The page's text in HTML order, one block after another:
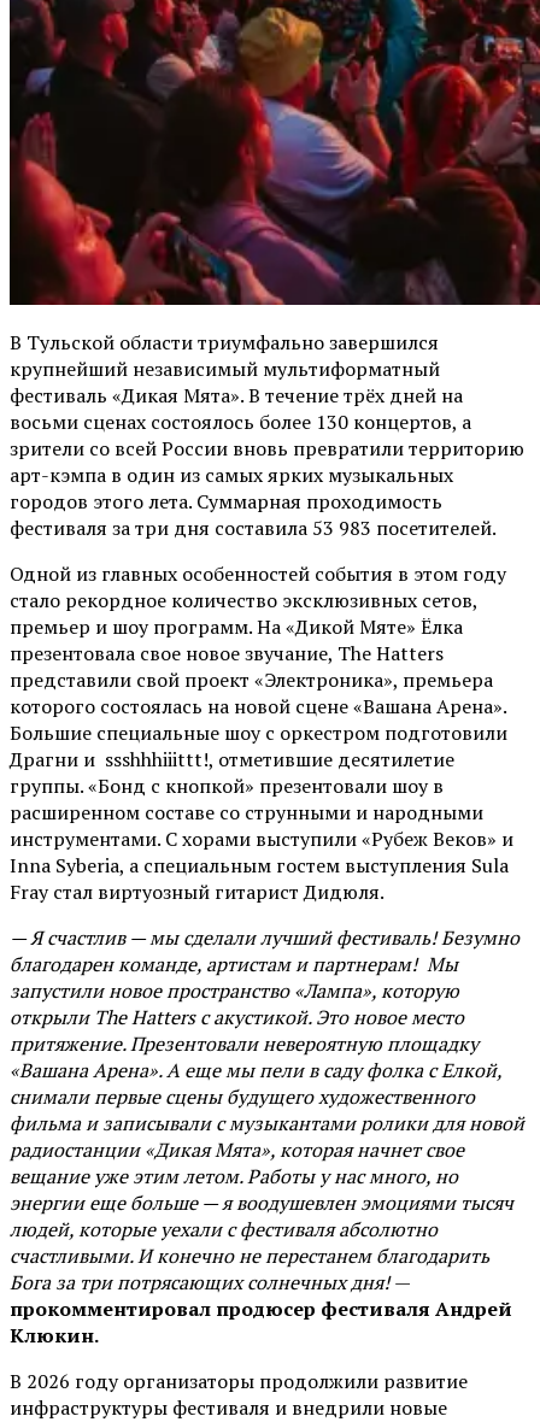
В Тульской области триумфально завершился
крупнейший независимый мультиформатный
фестиваль «Дикая Мята». В течение трёх дней на
восьми сценах состоялось более 130 концертов, а
зрители со всей России вновь превратили территорию
арт-кэмпа в один из самых ярких музыкальных
городов этого лета. Суммарная проходимость
фестиваля за три дня составила 53 983 посетителей.
Одной из главных особенностей события в этом году
стало рекордное количество эксклюзивных сетов,
премьер и шоу программ. На «Дикой Мяте» Ёлка
презентовала свое новое звучание, The Hatters
представили свой проект «Электроника», премьера
которого состоялась на новой сцене «Вашана Арена».
Большие специальные шоу с оркестром подготовили
Драгни и ssshhhiiittt!, отметившие десятилетие
группы. «Бонд с кнопкой» презентовали шоу в
расширенном составе со струнными и народными
инструментами. С хорами выступили «Рубеж Веков» и
Inna Syberia, а специальным гостем выступления Sula
Fray стал виртуозный гитарист Дидюля.
— Я счастлив — мы сделали лучший фестиваль! Безумно
благодарен команде, артистам и партнерам! Мы
запустили новое пространство «Лампа», которую
открыли The Hatters с акустикой. Это новое место
притяжение. Презентовали невероятную площадку
«Вашана Арена». А еще мы пели в саду фолка с Елкой,
снимали первые сцены будущего художественного
фильма и записывали с музыкантами ролики для новой
радиостанции «Дикая Мята», которая начнет свое
вещание уже этим летом. Работы у нас много, но
энергии еще больше — я воодушевлен эмоциями тысяч
людей, которые уехали с фестиваля абсолютно
счастливыми. И конечно не перестанем благодарить
Бога за три потрясающих солнечных дня!—
прокомментировал продюсер фестиваля Андрей
Клюкин.
В 2026 году организаторы продолжили развитие
инфраструктуры фестиваля и внедрили новые